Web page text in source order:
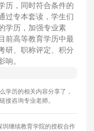
历，同时符合条件的
过专本套读，学生们
学历，加强专业素
前高等教育学历中最
研、职称评定、积分
。
学历的相关内容分享了，
接咨询专业老师。
继续教育学院的授权合作